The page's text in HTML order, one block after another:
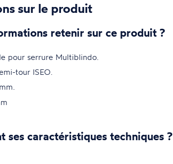
sur le produit
retenir sur ce produit ?
pour serrure Multiblindo.
tour ISEO.
ses caractéristiques techniques ?